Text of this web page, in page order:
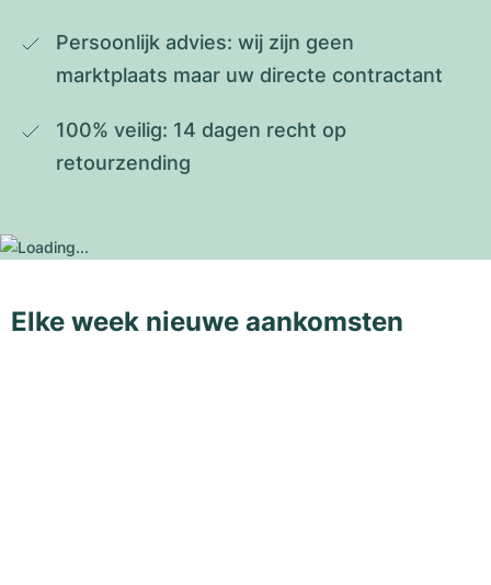
Persoonlijk advies: wij zijn geen
marktplaats maar uw directe contractant
100% veilig: 14 dagen recht op
retourzending
Elke week nieuwe aankomsten